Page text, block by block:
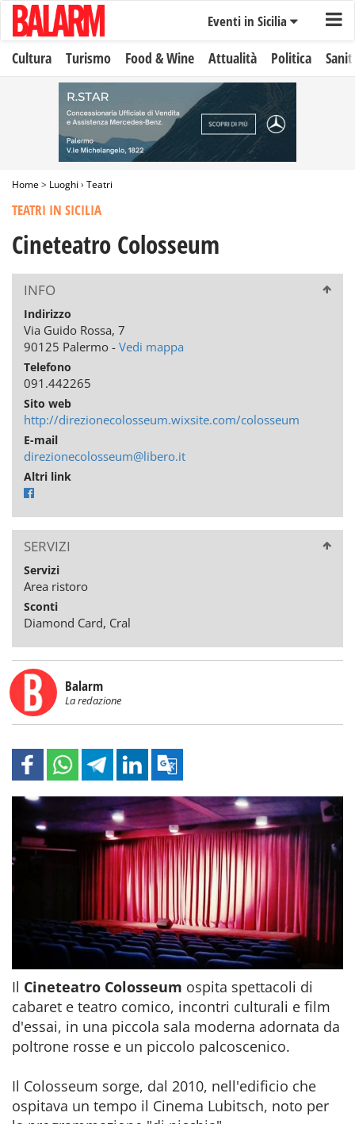
Eventi in Sicilia
Cultura Turismo Food & Wine Attualità Politica
Home> Luoghi › Teatri
TEATRI IN SICILIA
Cineteatro Colosseum
INFO
Indirizzo
Via Guido Rossa, 7
90125 Palermo - Vedi mappa
Telefono
091.442265
Sito web
http://direzionecolosseum.wixsite.com/colosseum
E-mail
direzionecolosseum@libero.it
Altri link
SERVIZI
Servizi
Area ristoro
Sconti
Diamond Card, Cral
Balarm
La redazione
Il Cineteatro Colosseum ospita spettacoli di
cabaret e teatro comico, incontri culturali e film
d'essai, in una piccola sala moderna adornata da
poltrone rosse e un piccolo palcoscenico.
Il Colosseum sorge, dal 2010, nell'edificio che
ospitava un tempo il Cinema Lubitsch, noto per